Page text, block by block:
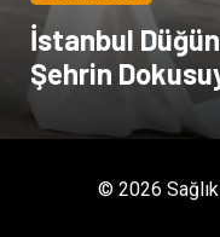
İstanbul Düğün
Şehrin
© 2026 Sağlık